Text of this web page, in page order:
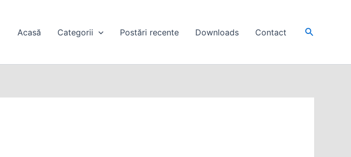
Acasă Categorii Postări recente Downloads Contact Search